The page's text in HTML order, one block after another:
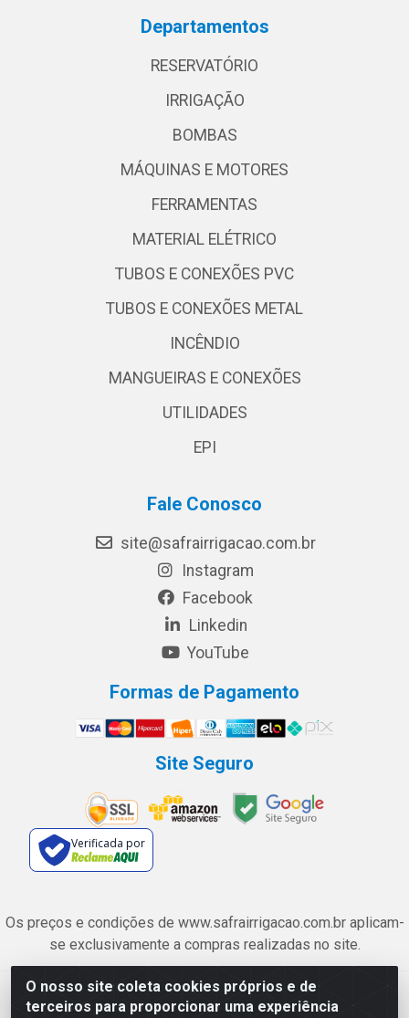
O nosso site coleta cookies próprios e de
terceiros para proporcionar uma experiência
Departamentos
RESERVATÓRIO
IRRIGAÇÃO
BOMBAS
MÁQUINAS E MOTORES
FERRAMENTAS
MATERIAL ELÉTRICO
TUBOS E CONEXÕES PVC
TUBOS E CONEXÕES METAL
INCÊNDIO
MANGUEIRAS E CONEXÕES
UTILIDADES
EPI
Fale Conosco
site@safrairrigacao.com.br
Instagram
Facebook
Linkedin
YouTube
Formas de Pagamento
Site Seguro
Verificada por
Os preços e condições de www.safrairrigacao.com.br aplicam-
se exclusivamente a compras realizadas no site.
Safra Agrícola e Pecuária LTDA - Avenida Castelo Branco, 5330 -